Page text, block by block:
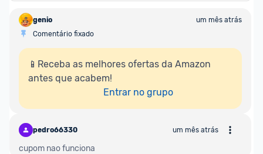
genio
um mês atrás
Comentário fixado
📱Receba as melhores ofertas da Amazon
antes que acabem!
Entrar no grupo
pedro66330 um mês atrás
cupom nao funciona